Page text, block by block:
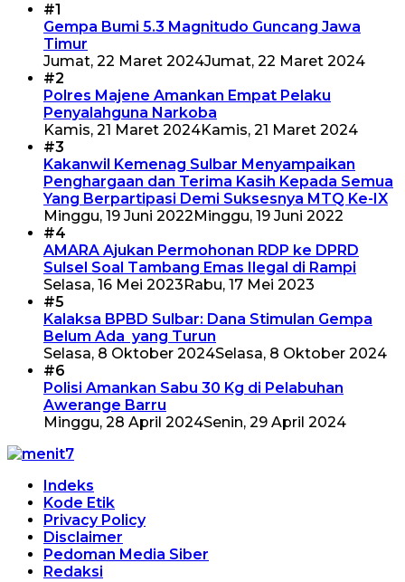
#1
Gempa Bumi 5.3 Magnitudo Guncang Jawa
Timur
Jumat, 22 Maret 2024Jumat, 22 Maret 2024
#2
Polres Majene Amankan Empat Pelaku
Penyalahguna Narkoba
Kamis, 21 Maret 2024Kamis, 21 Maret 2024
#3
Kakanwil Kemenag Sulbar Menyampaikan
Penghargaan dan Terima Kasih Kepada Semua
Yang Berpartipasi Demi Suksesnya MTQ Ke-IX
Minggu, 19 Juni 2022 Minggu, 19 Juni 2022
#4
AMARA Ajukan Permohonan RDP ke DPRD
Sulsel Soal Tambang Emas Ilegal di Rampi
Selasa, 16 Mei 2023 Rabu, 17 Mei 2023
#5
Kalaksa BPBD Sulbar: Dana Stimulan Gempa
Belum Ada yang Turun
Selasa, 8 Oktober 2024Selasa, 8 Oktober 2024
#6
Polisi Amankan Sabu 30 Kg di Pelabuhan
Awerange Barru
Minggu, 28 April 2024Senin, 29 April 2024
Indeks
Kode Etik
Privacy Policy
Disclaimer
Pedoman Media Siber
Redaksi